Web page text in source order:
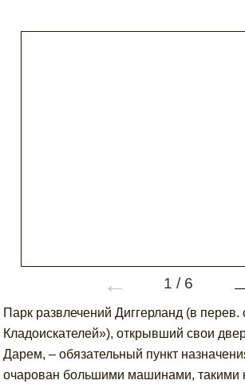
← 1 / 6
Парк развлечений Диггерланд (в перев.
Кладоискателей»), открывший свои
Дарем, – обязательный пункт
очарован большими машинами, такими